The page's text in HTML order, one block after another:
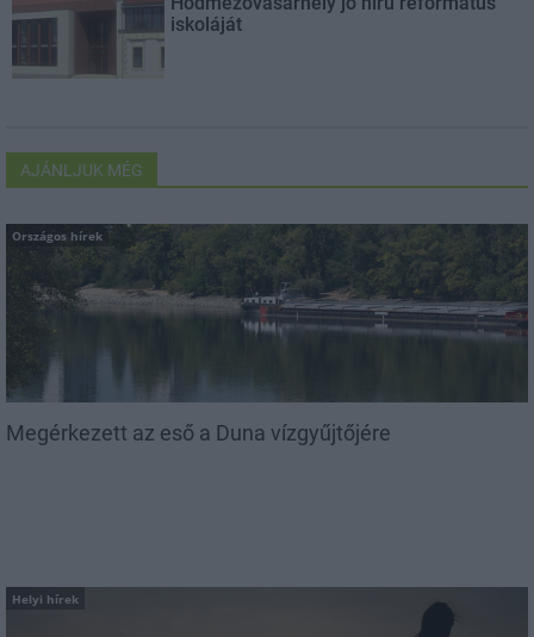
iskoláját
AJÁNLJUK MÉG
Országos hírek
Megérkezett az eső a Duna vízgyűjtőjére
Helyi hírek